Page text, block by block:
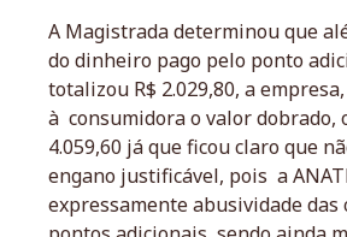
A Magistrada determinou que
do dinheiro pago pelo ponto
totalizou R$ 2.029,80, a
à consumidora o valor dobrado,
4.059,60 já que ficou claro que
engano justificável, pois a
expressamente abusividade das